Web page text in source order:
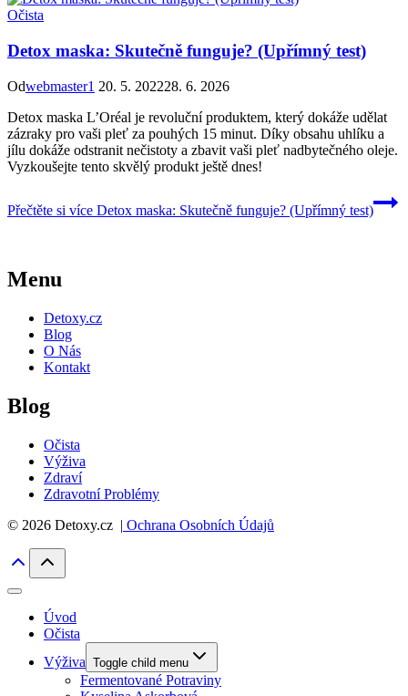
Očista
Detox maska: Skutečně funguje? (Upřímný test)
Odwebmaster1 20. 5. 202228. 6. 2026
Detox maska L’Oréal je revoluční produktem, který dokáže udělat
zázraky pro vaši pleť za pouhých 15 minut. Díky obsahu uhlíku a
jílu dokáže odstranit nečistoty a zbavit vaši pleť nadbytečného oleje.
Vyzkoušejte tento skvělý produkt ještě dnes!
Přečtěte si více Detox maska: Skutečně funguje? (Upřímný test)
Menu
Detoxy.cz
Blog
O Nás
Kontakt
Blog
Očista
Výživa
Zdraví
Zdravotní Problémy
© 2026 Detoxy.cz | Ochrana Osobních Údajů
Úvod
Očista
Výživa Toggle child menu
Fermentované Potraviny